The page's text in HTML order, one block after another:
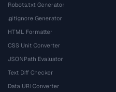
Robots.txt Generator
.gitignore Generator
HTML Formatter
CSS Unit Converter
JSONPath Evaluator
Text Diff Checker
Data URI Converter